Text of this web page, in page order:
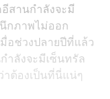
สานกำลังจะมี
กภาพไม่ออก
อช่วงปลายปีที่แล้ว
ลังจะมีเซ็นทรัล
ต้องเป็นที่นี่แน่ๆ